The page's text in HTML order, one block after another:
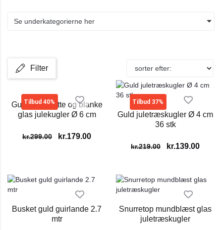
Se underkategorierne her
Filter
Tilbud 40%
Guld silkematte og blanke
glas julekugler Ø 6 cm
kr.299.00 kr.179.00
Tilbud 37%
Guld juletræskugler Ø 4 cm
36 stk
kr.219.00 kr.139.00
Busket guld guirlande 2.7
mtr
Snurretop mundblæst glas
juletræskugler